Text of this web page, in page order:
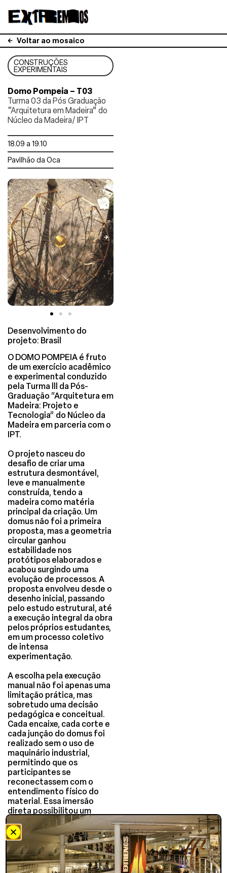
Voltar ao mosaico
CONSTRUÇÕES
EXPERIMENTAIS
Domo Pompeia – T03
Turma 03 da Pós Graduação
“Arquitetura em Madeira” do
Núcleo da Madeira/ IPT
18.09 a 19.10
Pavilhão da Oca
Desenvolvimento do
projeto: Brasil
O DOMO POMPEIA é fruto
de um exercício acadêmico
e experimental conduzido
pela Turma lll da Pós-
Graduação “Arquitetura em
Madeira: Projeto e
Tecnologia” do Núcleo da
Madeira em parceria com o
IPT.
O projeto nasceu do
desafio de criar uma
estrutura desmontável,
leve e manualmente
construída, tendo a
madeira como matéria
principal da criação. Um
domus não foi a primeira
proposta, mas a geometria
circular ganhou
estabilidade nos
protótipos elaborados e
acabou surgindo uma
evolução de processos. A
proposta envolveu desde o
desenho inicial, passando
pelo estudo estrutural, até
a execução integral da obra
pelos próprios estudantes,
em um processo coletivo
de intensa
experimentação.
A escolha pela execução
manual não foi apenas uma
limitação prática, mas
sobretudo uma decisão
pedagógica e conceitual.
Cada encaixe, cada corte e
cada junção do domus foi
realizado sem o uso de
maquinário industrial,
permitindo que os
participantes se
reconectassem com o
entendimento físico do
material. Essa imersão
direta possibilitou um
aprendizado singular sobre
a resistência, a
plasticidade e o
comportamento da
madeira diante de
diferentes esforços